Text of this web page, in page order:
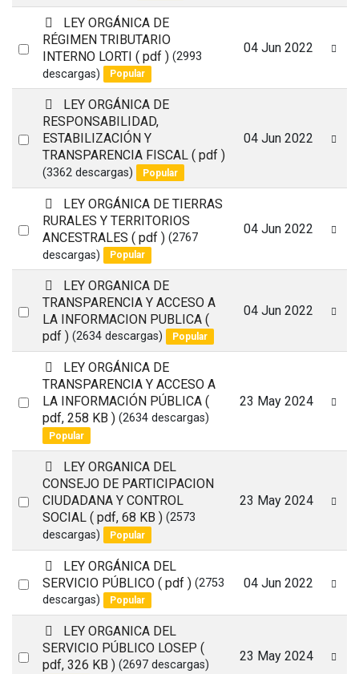
Select
item
p
d
f
LEY ORGÁNICA DE
RÉGIMEN TRIBUTARIO
INTERNO LORTI ( pdf ) (2993
descargas)
Popular
04 Jun 2022
Select
p
d
f
LEY ORGÁNICA DE
RESPONSABILIDAD,
ESTABILIZACIÓN Y
TRANSPARENCIA FISCAL ( pdf )
(3362 descargas) Popular
04 Jun 2022
Select
item
p
d
f
LEY ORGÁNICA DE TIERRAS
RURALES Y TERRITORIOS
ANCESTRALES ( pdf ) (2767
descargas)
Popular
04 Jun 2022
Select
item
p
d
f
LEY ORGANICA DE
TRANSPARENCIA Y ACCESO A
LA INFORMACION PUBLICA (
pdf ) (2634 descargas) Popular
04 Jun 2022
Select
p
d
f
LEY ORGÁNICA DE
TRANSPARENCIA Y ACCESO A
LA INFORMACIÓN PÚBLICA (
pdf, 258 KB ) (2634 descargas)
Popular
23 May 2024
Select
p
d
f
LEY ORGANICA DEL
CONSEJO DE PARTICIPACION
CIUDADANA Y CONTROL
SOCIAL ( pdf, 68 KB ) (2573
descargas)
Popular
23 May 2024
Select
p
d
f
LEY ORGÁNICA DEL
SERVICIO PÚBLICO ( pdf ) (2753
descargas)
Popular
04 Jun 2022
Select
p
d
f
LEY ORGANICA DEL
SERVICIO PÚBLICO LOSEP (
pdf, 326 KB ) (2697 descargas)
23 May 2024